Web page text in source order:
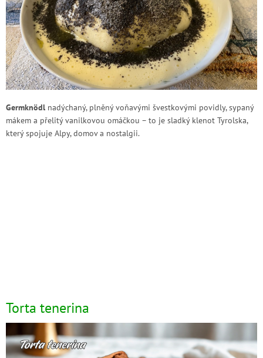
Germknödl nadýchaný, plněný voňavými švestkovými povidly, sypaný
mákem a přelitý vanilkovou omáčkou – to je sladký klenot Tyrolska,
který spojuje Alpy, domov a nostalgii.
Torta tenerina